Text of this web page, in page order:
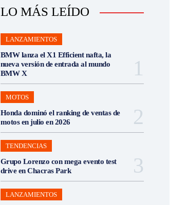
LO MÁS LEÍDO
LANZAMIENTOS
BMW lanza el X1 Efficient nafta, la
nueva versión de entrada al mundo
BMW X
MOTOS
Honda dominó el ranking de ventas de
motos en julio en 2026
TENDENCIAS
Grupo Lorenzo con mega evento test
drive en Chacras Park
LANZAMIENTOS